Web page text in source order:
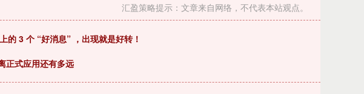
汇盈策略提示：文章来自网络，不代表本站观点。
的 3 个 “好消息” ，出现就是好转！
正式应用还有多远